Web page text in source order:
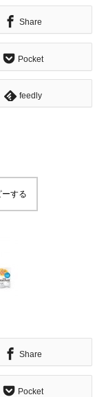
Share
Pocket
feedly
する
Share
Pocket